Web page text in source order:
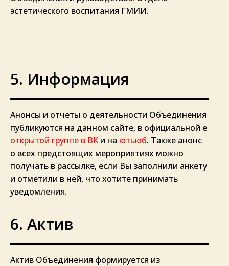
эстетического воспитания ГМИИ.
5. Информация
Анонсы и отчеты о деятельности Объединения
публикуются на данном сайте, в официальной е
открытой группе в ВКи на ютьюб. Также анонс
о всех предстоящих мероприятиях можно
получать в рассылке, если Вы заполнили анкету
и отметили в ней, что хотите принимать
уведомления.
6. Актив
Актив Объединения формируется из